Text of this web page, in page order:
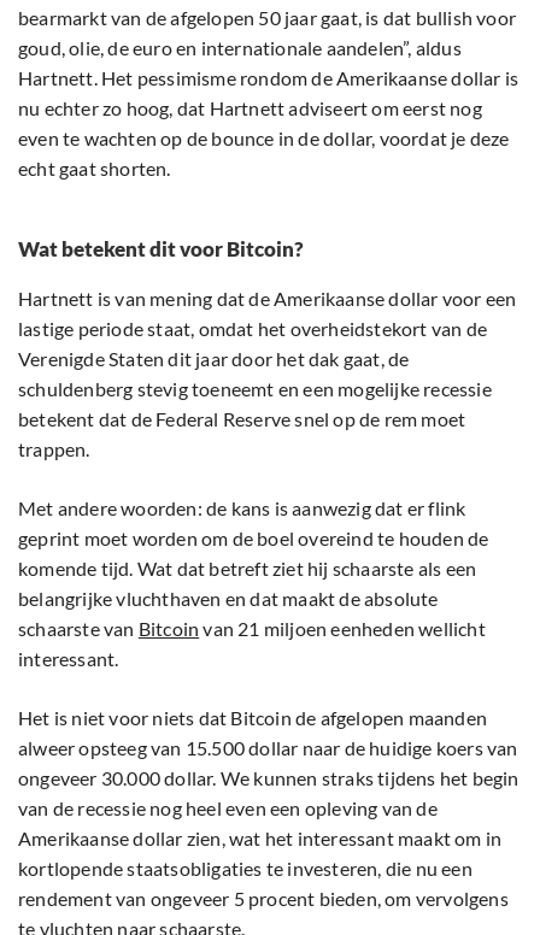
bearmarkt van de afgelopen 50 jaar gaat, is dat bullish voor
goud, olie, de euro en internationale aandelen”, aldus
Hartnett. Het pessimisme rondom de Amerikaanse dollar is
nu echter zo hoog, dat Hartnett adviseert om eerst nog
even te wachten op de bounce in de dollar, voordat je deze
echt gaat shorten.
Wat betekent dit voor Bitcoin?
Hartnett is van mening dat de Amerikaanse dollar voor een
lastige periode staat, omdat het overheidstekort van de
Verenigde Staten dit jaar door het dak gaat, de
schuldenberg stevig toeneemt en een mogelijke recessie
betekent dat de Federal Reserve snel op de rem moet
trappen.
Met andere woorden: de kans is aanwezig dat er flink
geprint moet worden om de boel overeind te houden de
komende tijd. Wat dat betreft ziet hij schaarste als een
belangrijke vluchthaven en dat maakt de absolute
schaarste van Bitcoin van 21 miljoen eenheden wellicht
interessant.
Het is niet voor niets dat Bitcoin de afgelopen maanden
alweer opsteeg van 15.500 dollar naar de huidige koers van
ongeveer 30.000 dollar. We kunnen straks tijdens het begin
van de recessie nog heel even een opleving van de
Amerikaanse dollar zien, wat het interessant maakt om in
kortlopende staatsobligaties te investeren, die nu een
rendement van ongeveer 5 procent bieden, om vervolgens
te vluchten naar schaarste.